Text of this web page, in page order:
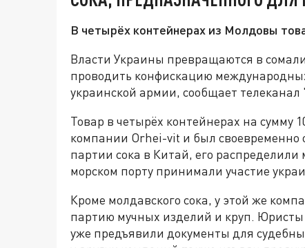
В четырёх контейнерах из Молдовы
Власти Украины превращаются в
проводить конфискацию
украинской армии, сообщает телеканал
Товар в четырёх контейнерах на сумму
компании Оrhei-vit и был своевременно
партии сока в Китай, его
морском порту принимали участие
Кроме молдавского сока, у этой же
партию мучных изделий и круп.
уже предъявили документы для